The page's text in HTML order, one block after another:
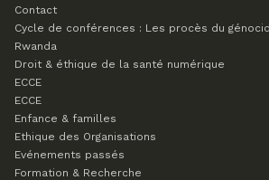
Contact
Cycle de conférences : Les procès du
Rwanda
Droit & éthique de la santé numérique
ECCE
ECCE
Enfance & familles
Ethique des Organisations
Evénements passés
Formation & Recherche